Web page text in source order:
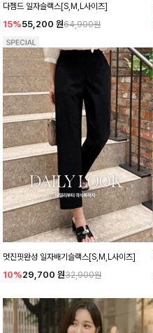
다젬드 일자슬랙스[S,M,L사이즈]
15%55,200 원64,900원
멋진핏완성 일자배기슬랙스[S,M,L사이즈]
10%29,700 원32,900원